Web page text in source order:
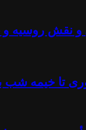
و نقش روسیه
تا خیمه شب